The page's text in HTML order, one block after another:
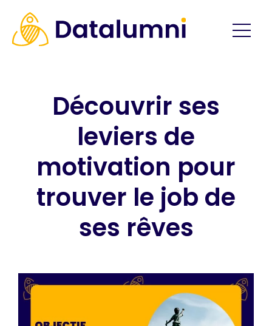
Découvrir ses
leviers de
motivation pour
trouver le job de
ses rêves